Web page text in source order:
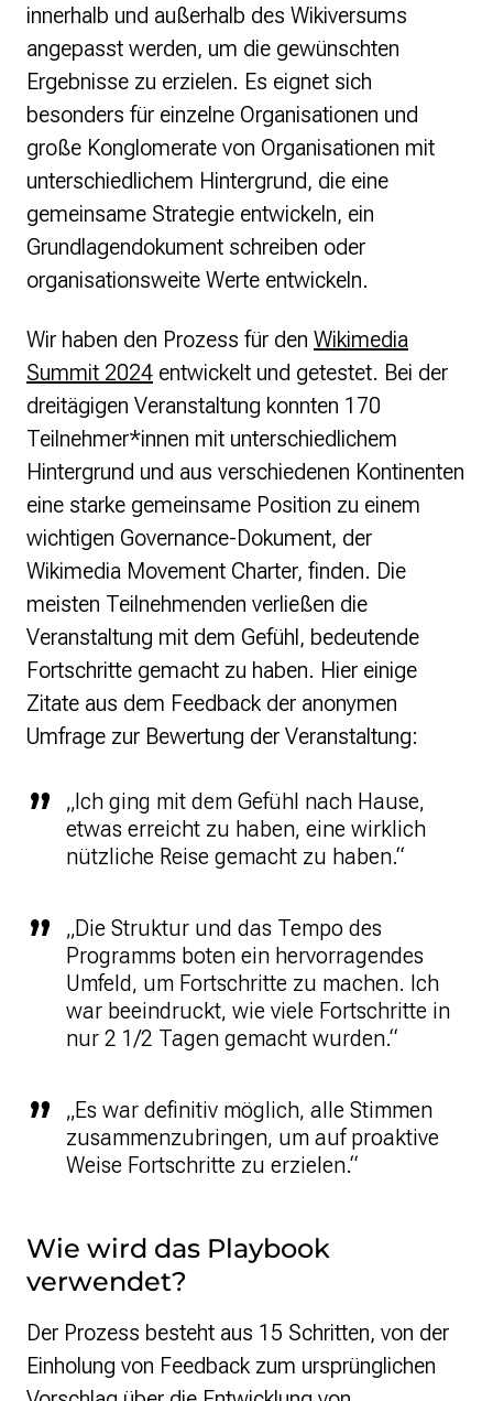
innerhalb und außerhalb des Wikiversums
angepasst werden, um die gewünschten
Ergebnisse zu erzielen. Es eignet sich
besonders für einzelne Organisationen und
große Konglomerate von Organisationen mit
unterschiedlichem Hintergrund, die eine
gemeinsame Strategie entwickeln, ein
Grundlagendokument schreiben oder
organisationsweite Werte entwickeln.
Wir haben den Prozess für den Wikimedia
Summit 2024 entwickelt und getestet. Bei der
dreitägigen Veranstaltung konnten 170
Teilnehmer*innen mit unterschiedlichem
Hintergrund und aus verschiedenen Kontinenten
eine starke gemeinsame Position zu einem
wichtigen Governance-Dokument, der
Wikimedia Movement Charter, finden. Die
meisten Teilnehmenden verließen die
Veranstaltung mit dem Gefühl, bedeutende
Fortschritte gemacht zu haben. Hier einige
Zitate aus dem Feedback der anonymen
Umfrage zur Bewertung der Veranstaltung:
„Ich ging mit dem Gefühl nach Hause,
etwas erreicht zu haben, eine wirklich
nützliche Reise gemacht zu haben.“
„Die Struktur und das Tempo des
Programms boten ein hervorragendes
Umfeld, um Fortschritte zu machen. Ich
war beeindruckt, wie viele Fortschritte in
nur 2 1/2 Tagen gemacht wurden.“
„Es war definitiv möglich, alle Stimmen
zusammenzubringen, um auf proaktive
Weise Fortschritte zu erzielen.“
Wie wird das Playbook
verwendet?
Der Prozess besteht aus 15 Schritten, von der
Einholung von Feedback zum ursprünglichen